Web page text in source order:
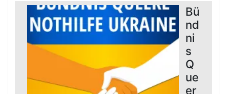
Bü
nd
ni
s
Q
ue
er